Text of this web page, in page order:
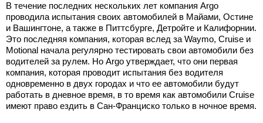
В течение последних нескольких лет компания Argo
проводила испытания своих автомобилей в Майами, Остине
и Вашингтоне, а также в Питтсбурге, Детройте и Калифорнии.
Это последняя компания, которая вслед за Waymo, Cruise и
Motional начала регулярно тестировать свои автомобили без
водителей за рулем. Но Argo утверждает, что они первая
компания, которая проводит испытания без водителя
одновременно в двух городах и что ее автомобили будут
работать в дневное время, в то время как автомобили Cruise
имеют право ездить в Сан-Франциско только в ночное время.